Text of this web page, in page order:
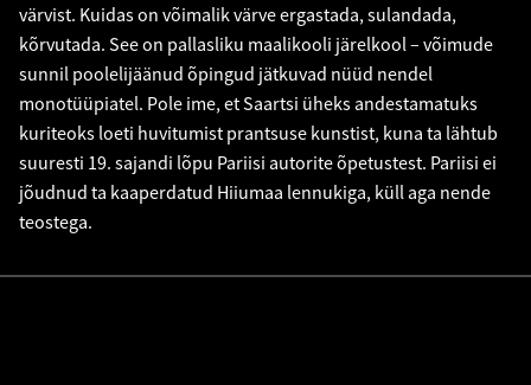
värvist. Kuidas on võimalik värve ergastada, sulandada,
kõrvutada. See on pallasliku maalikooli järelkool – võimude
sunnil poolelijäänud õpingud jätkuvad nüüd nendel
monotüüpiatel. Pole ime, et Saartsi üheks andestamatuks
kuriteoks loeti huvitumist prantsuse kunstist, kuna ta lähtub
suuresti 19. sajandi lõpu Pariisi autorite õpetustest. Pariisi ei
jõudnud ta kaaperdatud Hiiumaa lennukiga, küll aga nende
teostega.